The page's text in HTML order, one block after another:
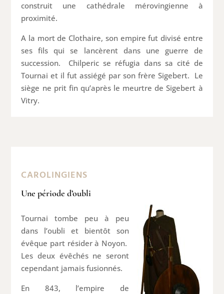
construit une cathédrale mérovingienne à
proximité.
A la mort de Clothaire, son empire fut divisé entre
ses fils qui se lancèrent dans une guerre de
succession. Chilperic se réfugia dans sa cité de
Tournai et il fut assiégé par son frère Sigebert. Le
siège ne prit fin qu’après le meurtre de Sigebert à
Vitry.
CAROLINGIENS
Une période d’oubli
Tournai tombe peu à peu
dans l’oubli et bientôt son
évêque part résider à Noyon.
Les deux évêchés ne seront
cependant jamais fusionnés.
En 843, l’empire de